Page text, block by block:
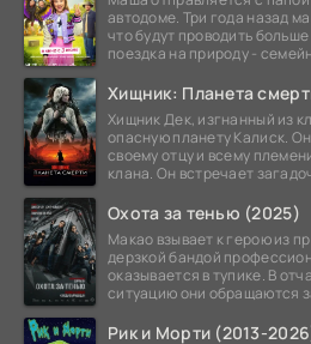
автодоме. Три года назад
что будут проводить
поездка на природу -
Хищник: Планета
Хищник Дек, изгнанный из
опасную планету Калиск.
своему отцу и всему
клана. Он встречает
Охота за тенью (2025)
Макао взывает к герою из
дерзкой бандой
оказывается в тупике. В
ситуацию они обращаются
Рик и Морти (2013-